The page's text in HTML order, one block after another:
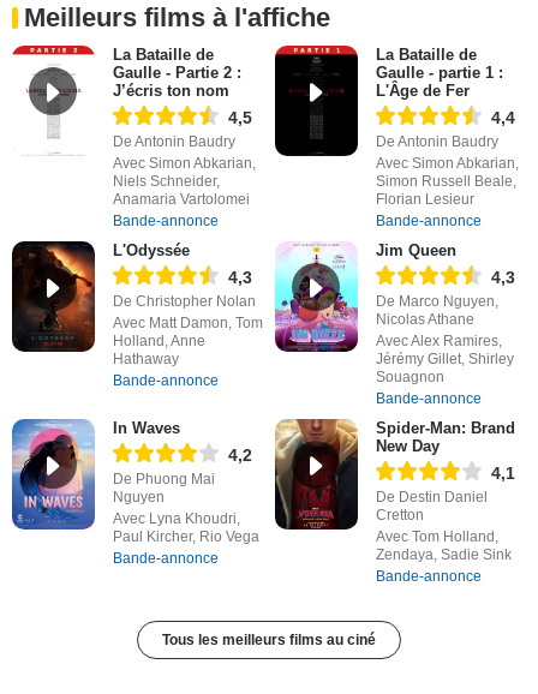
Meilleurs films à l'affiche
La Bataille de
Gaulle - Partie 2 :
J’écris ton nom
4,5
De Antonin Baudry
Avec Simon Abkarian,
Niels Schneider,
Anamaria Vartolomei
Bande-annonce
La Bataille de
Gaulle - partie 1 :
L'Âge de Fer
4,4
De Antonin Baudry
Avec Simon Abkarian,
Simon Russell Beale,
Florian Lesieur
Bande-annonce
L'Odyssée
4,3
De Christopher Nolan
Avec Matt Damon, Tom
Holland, Anne
Hathaway
Bande-annonce
Jim Queen
4,3
De Marco Nguyen,
Nicolas Athane
Avec Alex Ramires,
Jérémy Gillet, Shirley
Souagnon
Bande-annonce
In Waves
4,2
De Phuong Mai
Nguyen
Avec Lyna Khoudri,
Paul Kircher, Rio Vega
Bande-annonce
Spider-Man: Brand
New Day
4,1
De Destin Daniel
Cretton
Avec Tom Holland,
Zendaya, Sadie Sink
Bande-annonce
Tous les meilleurs films au ciné